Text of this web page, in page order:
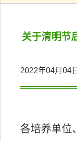
关于清明节
2022年04
各培养单位